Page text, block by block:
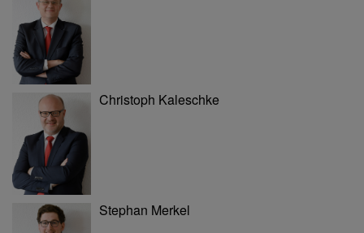
Christoph Kaleschke
Stephan Merkel